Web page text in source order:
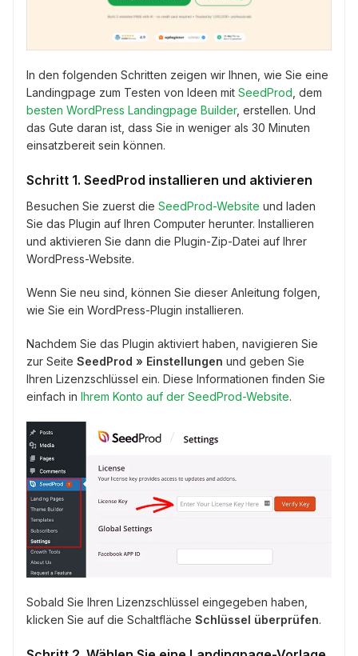
In den folgenden Schritten zeigen wir Ihnen, wie Sie eine
Landingpage zum Testen von Ideen mit SeedProd , dem
besten WordPress Landingpage Builder, erstellen. Und
das Gute daran ist, dass Sie in weniger als 30 Minuten
einsatzbereit sein können.
Schritt 1. SeedProd installieren und aktivieren
Besuchen Sie zuerst die SeedProd-Website und laden
Sie das Plugin auf Ihren Computer herunter. Installieren
und aktivieren Sie dann die Plugin-Zip-Datei auf Ihrer
WordPress-Website.
Wenn Sie neu sind, können Sie dieser Anleitung folgen,
wie Sie ein WordPress-Plugin installieren.
Nachdem Sie das Plugin aktiviert haben, navigieren Sie
zur Seite SeedProd » Einstellungen und geben Sie
Ihren Lizenzschlüssel ein. Diese Informationen finden Sie
einfach in Ihrem Konto auf der SeedProd-Website.
Sobald Sie Ihren Lizenzschlüssel eingegeben haben,
klicken Sie auf die Schaltfläche Schlüssel überprüfen.